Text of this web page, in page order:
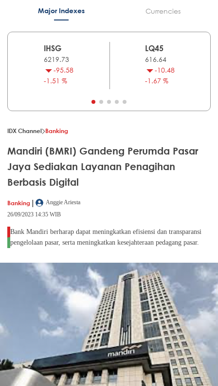
Major Indexes Currencies
IHSG
6219.73
-95.58
-1.51 %
LQ45
616.64
-10.48
-1.67 %
IDX Channel Banking
Mandiri (BMRI) Gandeng Perumda Pasar
Jaya Sediakan Layanan Penagihan
Berbasis Digital
Banking |
Anggie Ariesta
26/09/2023 14:35 WIB
Bank Mandiri berharap dapat meningkatkan efisiensi dan transparansi
pengelolaan pasar, serta meningkatkan kesejahteraan pedagang pasar.